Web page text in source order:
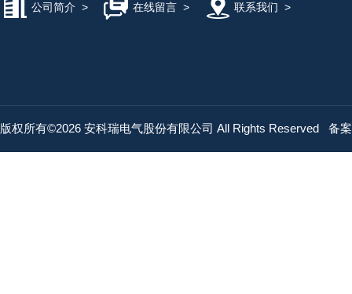
公司简介 > 在线留言> 联系我们 >
版权所有©2026 安科瑞电气股份有限公司 All Rights Reserved 备